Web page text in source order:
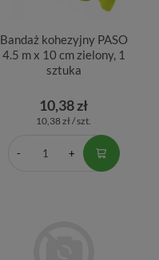
Bandaż kohezyjny PASO
4.5 m x 10 cm zielony, 1
sztuka
10,38 zł
10,38 zł / szt.